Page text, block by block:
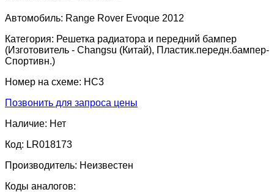
Автомобиль: Range Rover Evoque 2012
Категория: Решетка радиатора и передний бампер
(Изготовитель - Changsu (Китай), Пластик.передн.бампер-
Спортивн.)
Номер на схеме: HC3
Позвонить для запроса цены
Наличие: Нет
Код: LR018173
Производитель: Неизвестен
Коды аналогов: